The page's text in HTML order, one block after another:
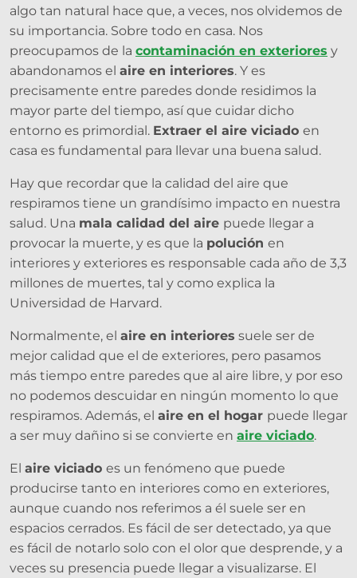
algo tan natural hace que, a veces, nos olvidemos de
su importancia. Sobre todo en casa. Nos
preocupamos de la contaminación en exteriores y
abandonamos el aire en interiores. Y es
precisamente entre paredes donde residimos la
mayor parte del tiempo, así que cuidar dicho
entorno es primordial. Extraer el aire viciado en
casa es fundamental para llevar una buena salud.
Hay que recordar que la calidad del aire que
respiramos tiene un grandísimo impacto en nuestra
salud. Una mala calidad del aire puede llegar a
provocar la muerte, y es que la polución en
interiores y exteriores es responsable cada año de 3,3
millones de muertes, tal y como explica la
Universidad de Harvard.
Normalmente, el aire en interiores suele ser de
mejor calidad que el de exteriores, pero pasamos
más tiempo entre paredes que al aire libre, y por eso
no podemos descuidar en ningún momento lo que
respiramos. Además, el aire en el hogar puede llegar
a ser muy dañino si se convierte en aire viciado.
El aire viciado es un fenómeno que puede
producirse tanto en interiores como en exteriores,
aunque cuando nos referimos a él suele ser en
espacios cerrados. Es fácil de ser detectado, ya que
es fácil de notarlo solo con el olor que desprende, y a
veces su presencia puede llegar a visualizarse. El